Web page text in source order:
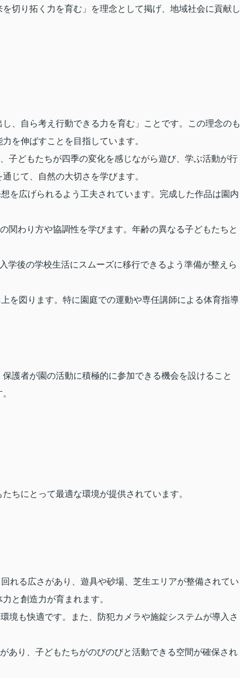
切り拓く力を育む」を理念として掲げ、地域社会に貢献し
、自ら考え行動できる力を育む」ことです。この理念のも
を伸ばすことを目指しています。
子どもたちが四季の変化を感じながら遊び、学ぶ活動が行
じて、自然の大切さを学びます。
を広げられるよう工夫されています。完成した作品は園内
関わり方や協調性を学びます。年齢の異なる子どもたちと
学後の学校生活にスムーズに移行できるよう準備が整えら
を図ります。特に園庭での運動や専任講師による体育指導
護者が園の活動に積極的に参加できる機会を設けること
ちにとって最適な環境が提供されています。
れる広さがあり、遊具や砂場、芝生エリアが整備されてい
と創造力が育まれます。
境も快適です。また、防犯カメラや施錠システムが導入さ
あり、子どもたちがのびのびと活動できる空間が確保され